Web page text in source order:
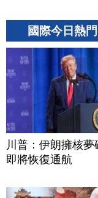
國際今日熱門
川普：伊朗擁核夢
即將恢復通航